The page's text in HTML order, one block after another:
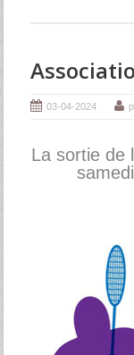
03-04-2024
La sortie de